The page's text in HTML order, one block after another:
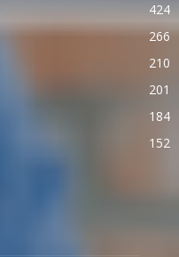
424
266
210
201
184
152